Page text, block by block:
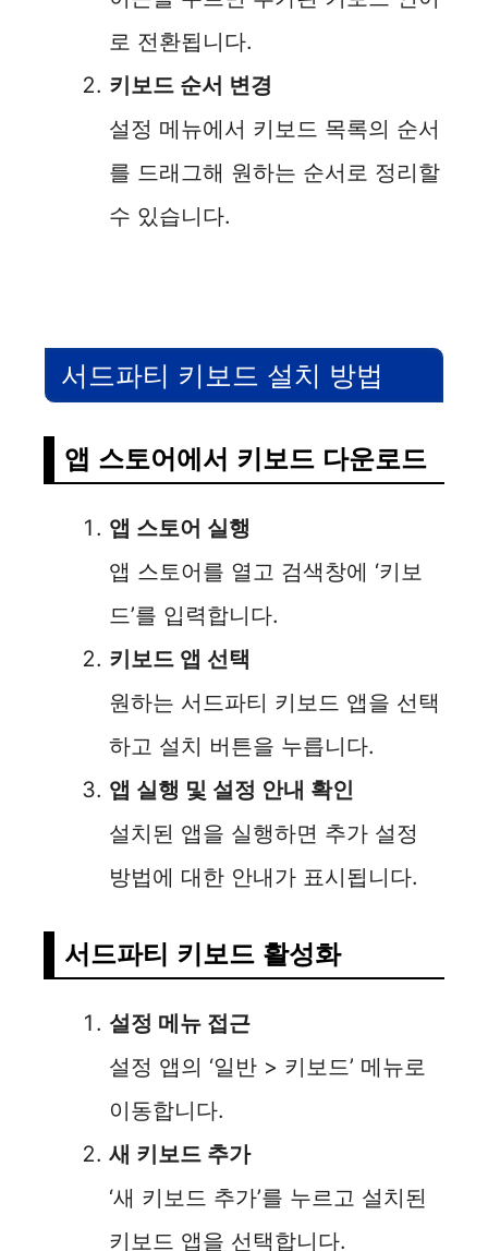
로 전환됩니다.
키보드 순서 변경
설정 메뉴에서 키보드 목록의 순서
를 드래그해 원하는 순서로 정리할
수 있습니다.
서드파티 키보드 설치 방법
앱 스토어에서 키보드 다운로드
앱 스토어 실행
앱 스토어를 열고 검색창에 ‘키보
드’를 입력합니다.
키보드 앱 선택
원하는 서드파티 키보드 앱을 선택
하고 설치 버튼을 누릅니다.
앱 실행 및 설정 안내 확인
설치된 앱을 실행하면 추가 설정
방법에 대한 안내가 표시됩니다.
서드파티 키보드 활성화
설정 메뉴 접근
설정 앱의 ‘일반 > 키보드’ 메뉴로
이동합니다.
새 키보드 추가
‘새 키보드 추가’를 누르고 설치된
키보드 앱을 선택합니다.